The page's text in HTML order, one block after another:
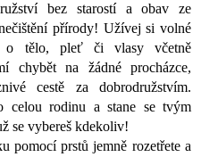
bez starostí a obav ze
přírody! Užívej si volné
o tělo, pleť či vlasy včetně
chybět na žádné procházce,
cestě za dobrodružstvím.
celou rodinu a stane se tvým
se vybereš kdekoliv!
pomocí prstů jemně rozetřete a